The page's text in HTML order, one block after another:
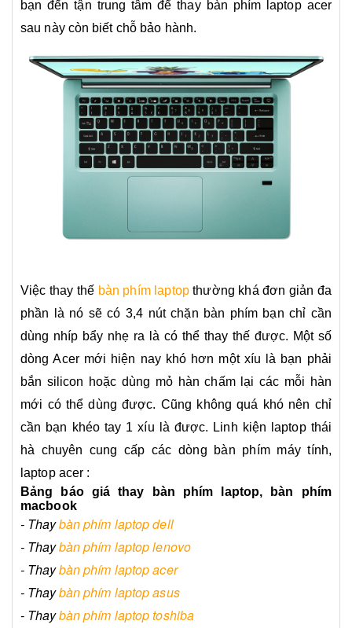
bạn đến tận trung tâm để thay bàn phím laptop acer
sau này còn biết chỗ bảo hành.
Việc thay thế bàn phím laptopthường khá đơn giản đa
phần là nó sẽ có 3,4 nút chặn bàn phím bạn chỉ cần
dùng nhíp bẩy nhẹ ra là có thể thay thế được. Một số
dòng Acer mới hiện nay khó hơn một xíu là bạn phải
bắn silicon hoặc dùng mỏ hàn chấm lại các mỗi hàn
mới có thể dùng được. Cũng không quá khó nên chỉ
cần bạn khéo tay 1 xíu là được. Linh kiện laptop thái
hà chuyên cung cấp các dòng bàn phím máy tính,
laptop acer :
Bảng báo giá thay bàn phím laptop, bàn phím
macbook
- Thaybàn phím laptop dell
- Thaybàn phím laptop lenovo
- Thaybàn phím laptop acer
- Thaybàn phím laptop asus
- Thaybàn phím laptop toshiba